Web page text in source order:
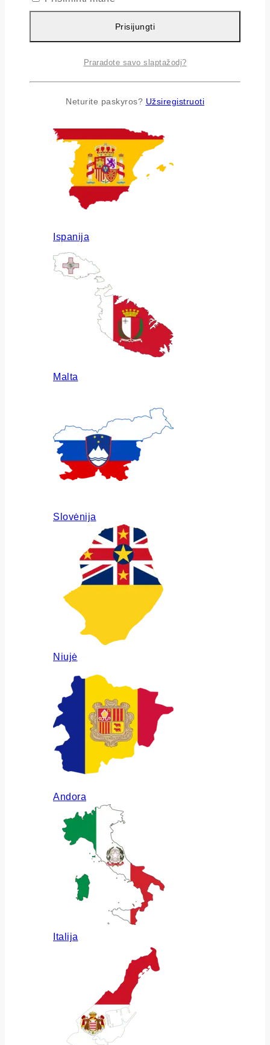
Airija
Ispanija
Malta
Slovėnija
Niujė
Andora
Italija
Prisijungti
Praradote savo slaptažodį?
Neturite paskyros? Užsiregistruoti